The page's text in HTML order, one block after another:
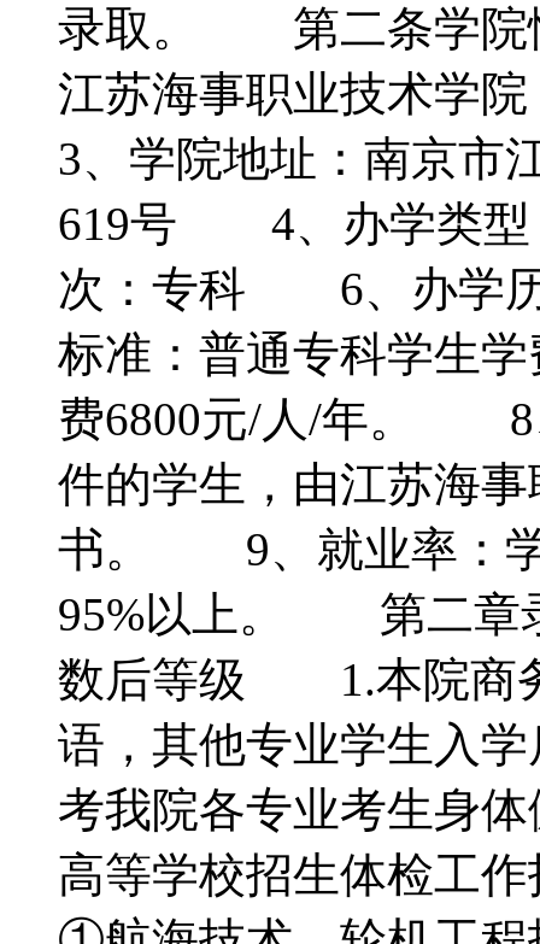
录取。 第二条学院
江苏海事职业技术
3、学院地址：南京市
619号 4、办学类
次：专科 6、办学
标准：普通专科学生
费6800元/人/年。 8
件的学生，由江苏海
书。 9、就业率：学
95%以上。 第二章
数后等级 1.本院商
语，其他专业学生入
考我院各专业考生身
高等学校招生体检